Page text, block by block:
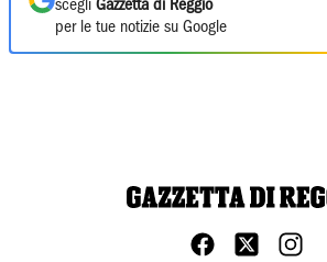
scegli Gazzetta di Reggio
per le tue notizie su Google